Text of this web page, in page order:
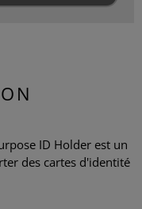
ID Holder est un
des cartes d'identité